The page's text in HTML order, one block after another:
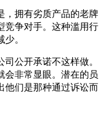
，拥有劣质产品的老牌
竞争对手。这种滥用行
。
公开承诺不这样做。
会非常显眼。潜在的员
他们是那种通过诉讼而